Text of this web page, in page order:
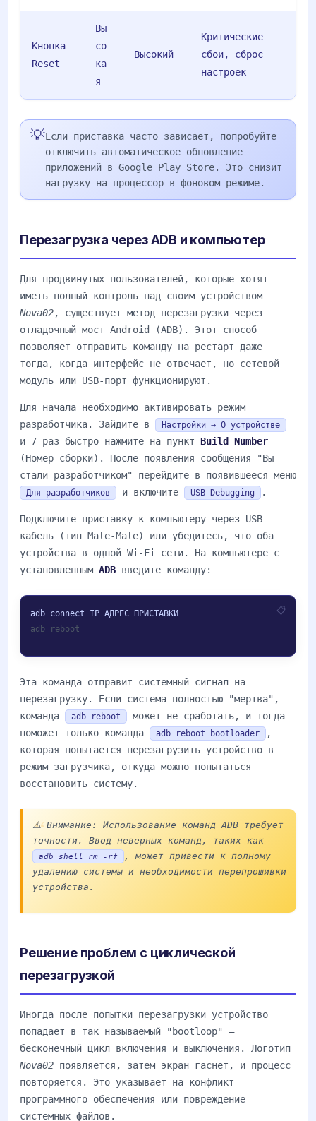
Кнопка
Reset
Вы
со
ка
я
Высокий
Критические
сбои, сброс
настроек
💡Если приставка часто зависает, попробуйте
отключить автоматическое обновление
приложений в Google Play Store. Это снизит
нагрузку на процессор в фоновом режиме.
Перезагрузка через ADB и компьютер
Для продвинутых пользователей, которые хотят
иметь полный контроль над своим устройством
Nova02, существует метод перезагрузки через
отладочный мост Android (ADB). Этот способ
позволяет отправить команду на рестарт даже
тогда, когда интерфейс не отвечает, но сетевой
модуль или USB-порт функционируют.
Для начала необходимо активировать режим
разработчика. Зайдите в
Настройки → О устройстве
и 7 раз быстро нажмите на пункт Build Number
(Номер сборки). После появления сообщения "Вы
стали разработчиком" перейдите в появившееся меню
Для разработчиков и включите USB Debugging .
Подключите приставку к компьютеру через USB-
кабель (тип Male-Male) или убедитесь, что оба
устройства в одной Wi-Fi сети. На компьютере с
установленным ADB введите команду:
adb reboot
Эта команда отправит системный сигнал на
перезагрузку. Если система полностью "мертва",
команда
adb reboot
может не сработать, и тогда
поможет только команда
adb reboot bootloader
,
которая попытается перезагрузить устройство в
режим загрузчика, откуда можно попытаться
восстановить систему.
⚠️ Внимание: Использование команд ADB требует
точности. Ввод неверных команд, таких как
adb shell rm -rf
, может привести к полному
удалению системы и необходимости перепрошивки
устройства.
Решение проблем с циклической
перезагрузкой
Иногда после попытки перезагрузки устройство
попадает в так называемый "bootloop" —
бесконечный цикл включения и выключения. Логотип
Nova02 появляется, затем экран гаснет, и процесс
повторяется. Это указывает на конфликт
программного обеспечения или повреждение
системных файлов.